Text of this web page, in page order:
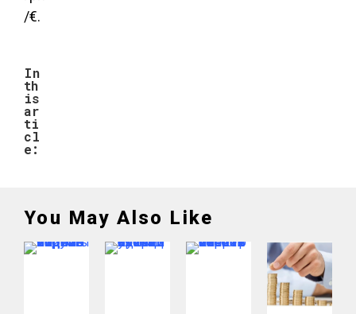
/€.
In
th
is
ar
ti
cl
e:
You May Also Like